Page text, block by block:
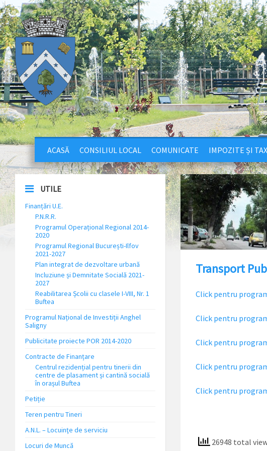
ACASĂ CONSILIUL LOCAL COMUNICATE IMPOZITE ȘI
Transport
Click pentru
Click pentru
Click pentru
Click pentru
Click pentru
26948 total
UTILE
Finanțări U.E.
P.N.R.R.
Programul Operațional Regional 2014-
2020
Programul Regional București-Ilfov
2021-2027
Plan integrat de dezvoltare urbană
Incluziune și Demnitate Socială 2021-
2027
Reabilitarea Școlii cu clasele I-VIII, Nr. 1
Buftea
Programul Național de Investiții Anghel
Saligny
Publicitate proiecte POR 2014-2020
Contracte de Finanțare
Centrul rezidențial pentru tinerii din
centre de plasament și cantină socială
în orașul Buftea
Petiție
Teren pentru Tineri
A.N.L. – Locuinţe de serviciu
Locuri de Muncă